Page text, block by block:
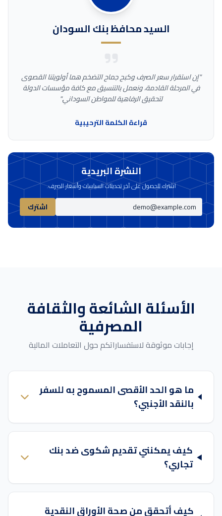
السيد محافظ بنك السودان
"إن استقرار سعر الصرف وكبح جماح التضخم هما أولويتنا القصوى
في المرحلة القادمة، ونعمل بالتنسيق مع كافة مؤسسات الدولة
لتحقيق الرفاهية للمواطن السوداني."
قراءة الكلمة الترحيبية
النشرة البريدية
اشترك للحصول على آخر تحديثات السياسات وأسعار الصرف.
اشترك
الأسئلة الشائعة والثقافة
المصرفية
إجابات موثوقة لاستفساراتكم حول التعاملات المالية
ما هو الحد الأقصى المسموح به للسفر
بالنقد الأجنبي؟
كيف يمكنني تقديم شكوى ضد بنك
تجاري؟
كيف أتحقق من صحة الأوراق النقدية